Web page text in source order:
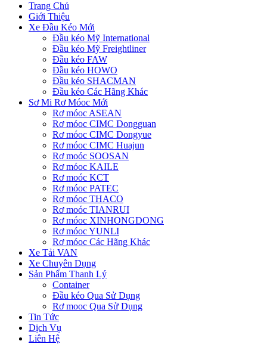
Trang Chủ
Giới Thiệu
Xe Đầu Kéo Mới
Đầu kéo Mỹ International
Đầu kéo Mỹ Freightliner
Đầu kéo FAW
Đầu kéo HOWO
Đầu kéo SHACMAN
Đầu kéo Các Hãng Khác
Sơ Mi Rơ Móoc Mới
Rơ móoc ASEAN
Rơ móoc CIMC Dongguan
Rơ móoc CIMC Dongyue
Rơ móoc CIMC Huajun
Rơ moóc SOOSAN
Rơ móoc KAILE
Rơ moóc KCT
Rơ móoc PATEC
Rơ móoc THACO
Rơ moóc TIANRUI
Rơ móoc XINHONGDONG
Rơ móoc YUNLI
Rơ móoc Các Hãng Khác
Xe Tải VAN
Xe Chuyên Dụng
Sản Phẩm Thanh Lý
Container
Đầu kéo Qua Sử Dụng
Rơ mooc Qua Sử Dụng
Tin Tức
Dịch Vụ
Liên Hệ